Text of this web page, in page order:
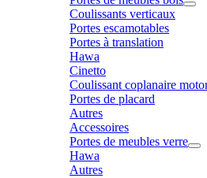
Coulissants verticaux
Portes escamotables
Portes à translation
Hawa
Cinetto
Coulissant coplanaire
Portes de placard
Autres
Accessoires
Portes de meubles verre
Hawa
Autres